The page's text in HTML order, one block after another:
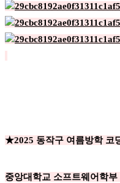
★2025 동작구 여름방학 코
중앙대학교 소프트웨어학